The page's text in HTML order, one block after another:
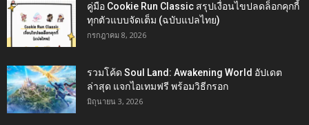
คู่มือ Cookie Run Classic สรุปเงื่อนไขปลดล็อกคุกกี้
ทุกตัวแบบจัดเต็ม (ฉบับแปลไทย)
กรกฎาคม 8, 2026
รวมโค้ด Soul Land: Awakening World อัปเดต
ล่าสุด แจกไอเทมฟรี พร้อมวิธีกรอก
มิถุนายน 3, 2026